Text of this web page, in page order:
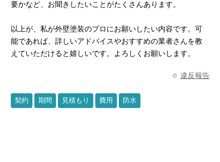
要かなど、お聞きしたいことがたくさんあります。
以上が、私が外壁塗装のプロにお願いしたい内容です。可
能であれば、詳しいアドバイスやおすすめの業者さんを教
えていただけると嬉しいです。よろしくお願いします。
違反報告
契約 期間 見積もり 費用 防水